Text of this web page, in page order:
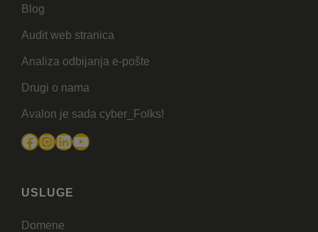
Blog
Audit web stranica
Analiza odbijanja e-pošte
Drugi o nama
Avalon je sada cyber_Folks!
Facebook
Instagram
LinkedIn
YouTube
USLUGE
Domene